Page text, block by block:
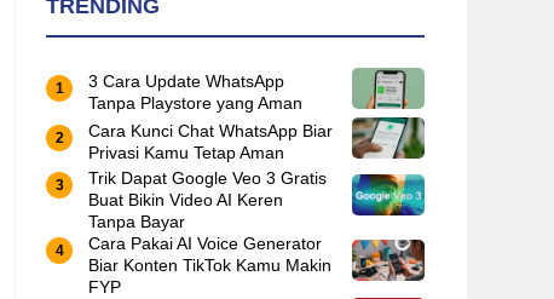
TRENDING
3 Cara Update WhatsApp
Tanpa Playstore yang Aman
Cara Kunci Chat WhatsApp Biar
Privasi Kamu Tetap Aman
Trik Dapat Google Veo 3 Gratis
Buat Bikin Video AI Keren
Tanpa Bayar
Cara Pakai AI Voice Generator
Biar Konten TikTok Kamu Makin
FYP